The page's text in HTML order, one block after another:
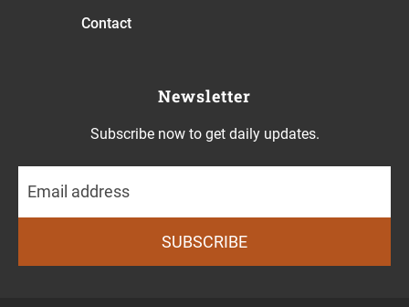
Contact
Newsletter
Subscribe now to get daily updates.
SUBSCRIBE